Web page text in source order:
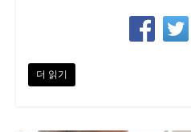
더 읽기